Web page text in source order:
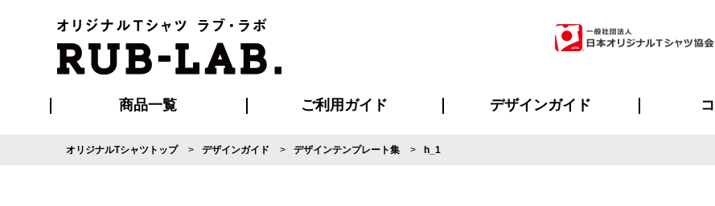
商品一覧 ご利用ガイド
ご利用ガイド
はじめての方へ
再注文の方へ
お支払い方法について
割引まとめページ
発送・特急サービスについて
版の保管期限について
マイページ会員のメリット
よくあるご質問
デザインガイド
オリジナルTシャツトップ デザインガイド デザインテンプレート集 h_1